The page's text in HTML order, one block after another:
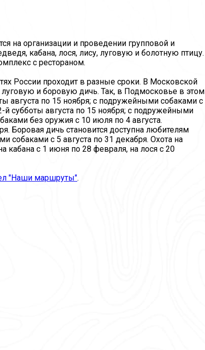
на организации и проведении групповой и
кабана, лося, лису, луговую и болотную птицу.
с рестораном.
России проходит в разные сроки. В Московской
луговую и боровую дичь. Так, в Подмосковье в этом
августа по 15 ноября; с подружейными собаками с
субботы августа по 15 ноября; с подружейными
без оружия с 10 июля по 4 августа.
Боровая дичь становится доступна любителям
собаками с 5 августа по 31 декабря. Охота на
кабана с 1 июня по 28 февраля, на лося с 20
"Наши маршруты".